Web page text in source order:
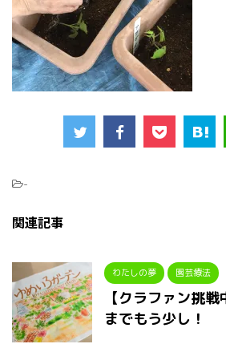
-
関連記事
わたしの夢 園芸療法
【クラファン挑
までもう少し！